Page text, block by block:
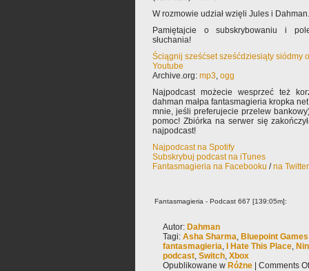
W rozmowie udział wzięli Jules i Dahman.
Pamiętajcie o subskrybowaniu i
słuchania!
Ściągnij sześćset sześćdziesiąty siódmy
Youtube
Archive.org: mp3, ogg
Najpodcast możecie wesprzeć też
dahman małpa fantasmagieria kropka
mnie, jeśli preferujecie przelew
pomoc! Zbiórka na serwer się
najpodcast!
Najpodcast na Spotify
Subskrybuj podcast na iTunes
Fantasmagieria na Facebooku /na
Fantasmagieria - Podcast 667 [139:05m]:
Autor: Dahman
Tagi: Asha Sharma, Bluepoint Games
fantasmagieria, I Hate This Place,
podcast, Switch, Xbox
Opublikowane w Różne Comments